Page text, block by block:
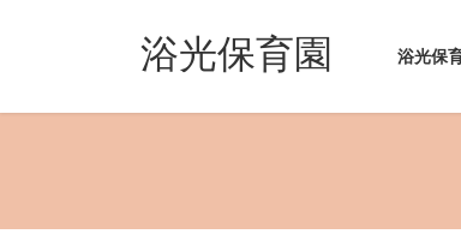
浴光保育園 浴光保